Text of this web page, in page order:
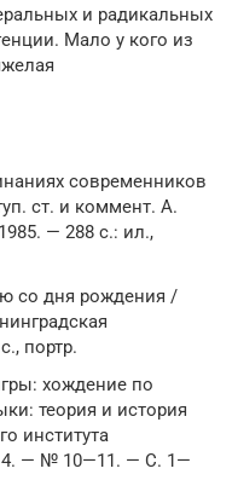
и радикальных
Мало у кого из
современников
ст. и коммент. А.
— 288 с.: ил.,
со дня рождения /
портр.
хождение по
теория и история
института
— № 10—11. — С. 1—